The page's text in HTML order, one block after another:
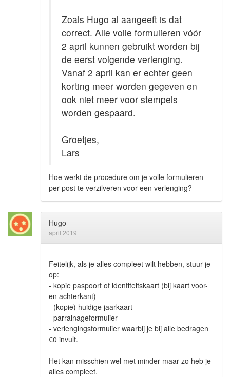
Zoals Hugo al aangeeft is dat
correct. Alle volle formulieren vóór
2 april kunnen gebruikt worden bij
de eerst volgende verlenging.
Vanaf 2 april kan er echter geen
korting meer worden gegeven en
ook niet meer voor stempels
worden gespaard.
Groetjes,
Lars
Hoe werkt de procedure om je volle formulieren
per post te verzilveren voor een verlenging?
Hugo
april 2019
Feitelijk, als je alles compleet wilt hebben, stuur je
op:
- kopie paspoort of identiteitskaart (bij kaart voor-
en achterkant)
- (kopie) huidige jaarkaart
- parrainageformulier
- verlengingsformulier waarbij je bij alle bedragen
€0 invult.
Het kan misschien wel met minder maar zo heb je
alles compleet.